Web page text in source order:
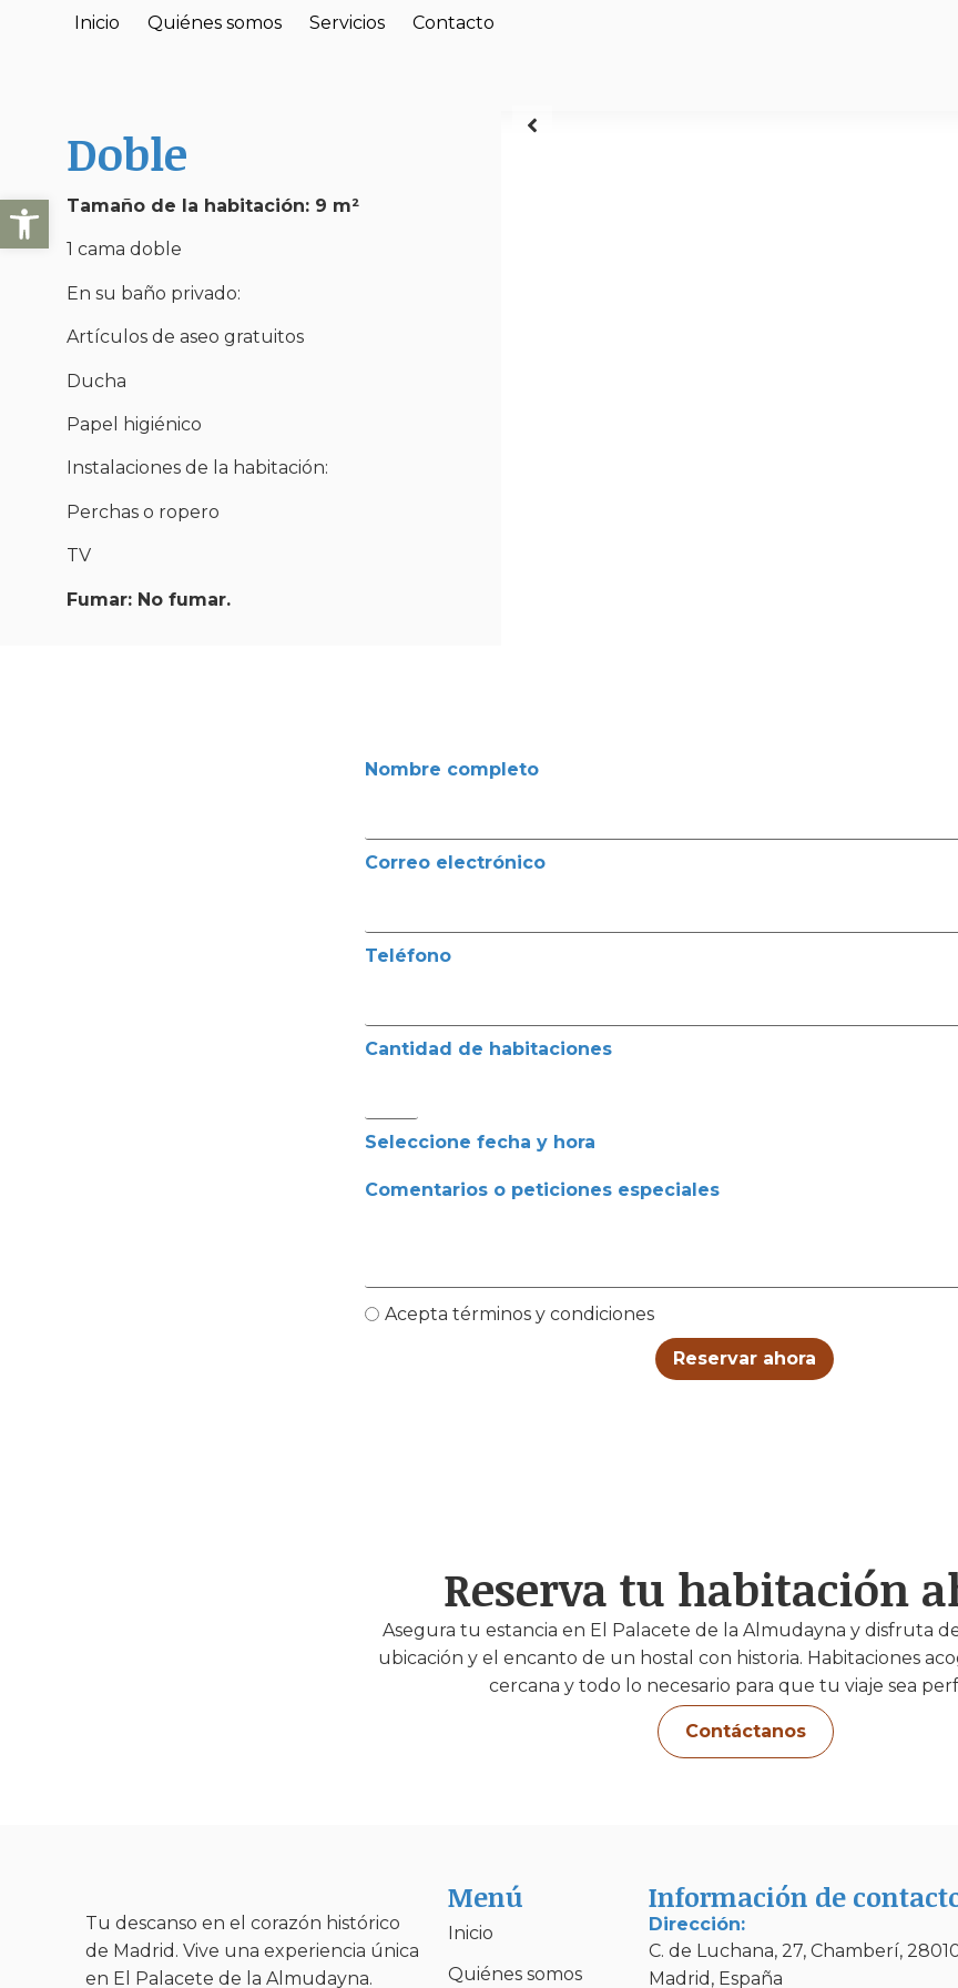
Inicio Quiénes somos Servicios Contacto
Doble
Tamaño de la habitación: 9 m²
1 cama doble
En su baño privado:
Artículos de aseo gratuitos
Ducha
Papel higiénico
Instalaciones de la habitación:
Perchas o ropero
TV
Fumar: No fumar.
Nombre completo
Correo electrónico
Teléfono
Cantidad de habitaciones
Seleccione fecha y hora
Comentarios o peticiones especiales
Acepta términos y condiciones
Reservar ahora
Reserva tu habitación
Asegura tu estancia en El Palacete de la Almudayna y disfruta
ubicación y el encanto de un hostal con historia. Habitaciones
cercana y todo lo necesario para que tu viaje sea
Contáctanos
Tu descanso en el corazón histórico
de Madrid. Vive una experiencia única
en El Palacete de la Almudayna.
Menú
Inicio
Quiénes somos
Información de
Dirección:
C. de Luchana, 27, Chamberí,
Madrid, España
Abrir barra de herramientas